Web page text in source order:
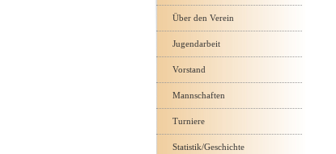
Über den Verein
Jugendarbeit
Vorstand
Mannschaften
Turniere
Statistik/Geschichte